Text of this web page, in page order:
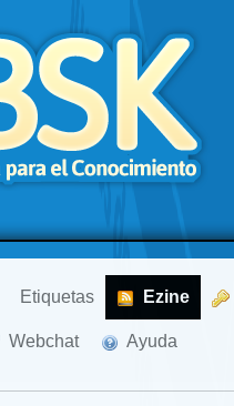
Etiquetas Ezine
Webchat Ayuda